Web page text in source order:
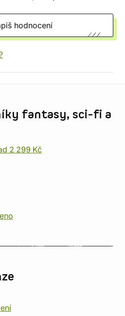
hodnocení
fantasy, sci-fi a
2 299 Kč